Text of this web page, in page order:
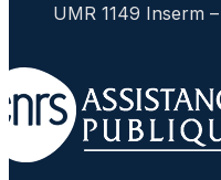
UMR 1149 Inserm